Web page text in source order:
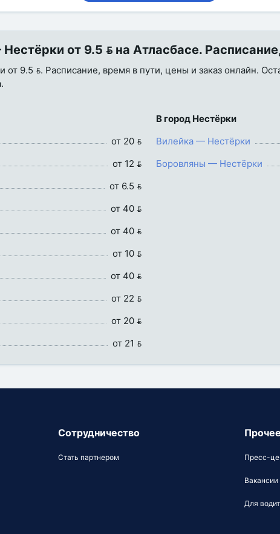
от 9.5  на Атласбасе.
9.5 . Расписание, время в пути, цены и заказ онлайн.
от 20 
от 12 
от 6.5 
от 40 
от 40 
от 10 
от 40 
от 22 
от 20 
от 21 
В город Нестёрки
Вилейка — Нестёрки
Боровляны — Нестёрки
Сотрудничество
Стать партнером
Прочее
Пресс-
Вакансии
Для